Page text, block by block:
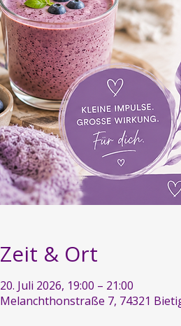
Zeit & Ort
20. Juli 2026, 19:00 – 21:00
Melanchthonstraße 7, 74321